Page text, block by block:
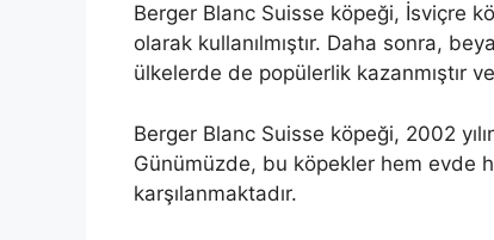
Berger Blanc Suisse köpeği, İsviçre
olarak kullanılmıştır. Daha sonra,
ülkelerde de popülerlik kazanmıştır
Berger Blanc Suisse köpeği, 2002
Günümüzde, bu köpekler hem evde
karşılanmaktadır.